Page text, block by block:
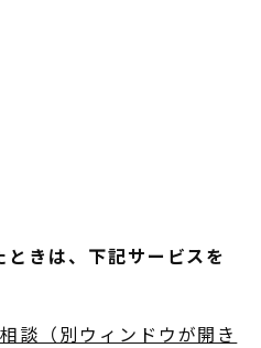
きは、下記サービスを
談（別ウィンドウが開き